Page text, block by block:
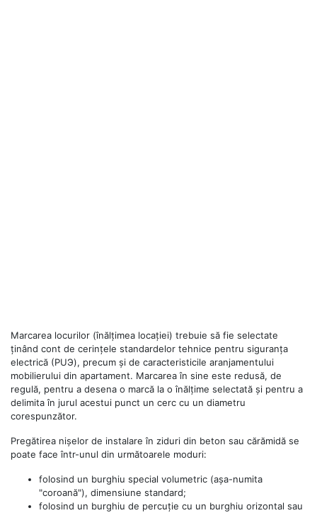
Marcarea locurilor (înălțimea locației) trebuie să fie selectate
ținând cont de cerințele standardelor tehnice pentru siguranța
electrică (PUЭ), precum și de caracteristicile aranjamentului
mobilierului din apartament. Marcarea în sine este redusă, de
regulă, pentru a desena o marcă la o înălțime selectată și pentru a
delimita în jurul acestui punct un cerc cu un diametru
corespunzător.
Pregătirea nișelor de instalare în ziduri din beton sau cărămidă se
poate face într-unul din următoarele moduri:
folosind un burghiu special volumetric (așa-numita
"coroană"), dimensiune standard;
folosind un burghiu de percuție cu un burghiu orizontal sau